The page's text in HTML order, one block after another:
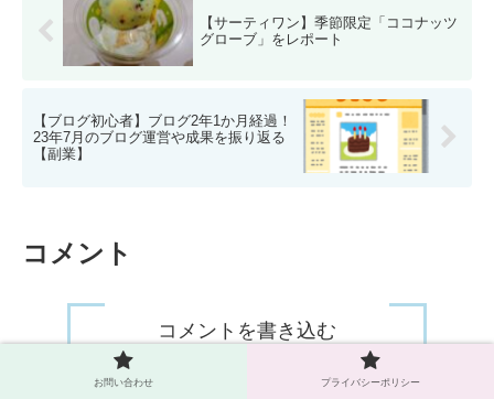
【サーティワン】季節限定「ココナッツ
グローブ」をレポート
【ブログ初心者】ブログ2年1か月経過！
23年7月のブログ運営や成果を振り返る
【副業】
コメント
コメントを書き込む
お問い合わせ プライバシーポリシー